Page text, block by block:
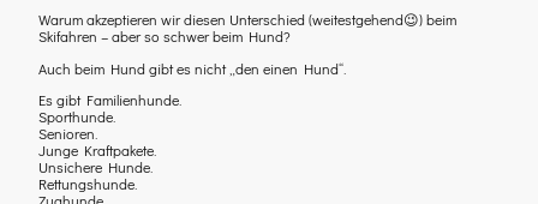
Warum akzeptieren wir diesen Unterschied (weitestgehend😉) beim
Skifahren – aber so schwer beim Hund?
Auch beim Hund gibt es nicht „den einen Hund“.
Es gibt Familienhunde.
Sporthunde.
Senioren.
Junge Kraftpakete.
Unsichere Hunde.
Rettungshunde.